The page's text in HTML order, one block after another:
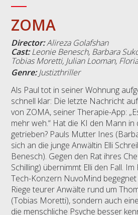
ZOMA
Director:Alireza Golafshan
Cast: Leonie Benesch, Barbara
Tobias Moretti, Julian Looman,
Genre:Justizthriller
Als Paul tot in seiner Wohnung
schnell klar: Die letzte Nachricht
von ZOMA, seiner Therapie-App:
mehr weh.“ Hat die KI den Mann
getrieben? Pauls Mutter Ines
sich an die junge Anwältin Elli
Benesch). Gegen den Rat ihres
Schilling) übernimmt Elli den Fall.
Tech-Konzern NuvoMind
Riege teurer Anwälte rund um
(Tobias Moretti), sondern auch
die menschliche Psyche besser